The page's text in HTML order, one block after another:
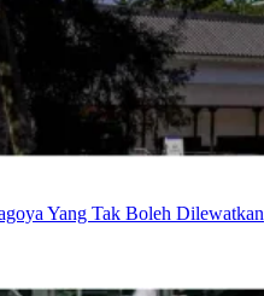
Yang Tak Boleh Dilewatkan